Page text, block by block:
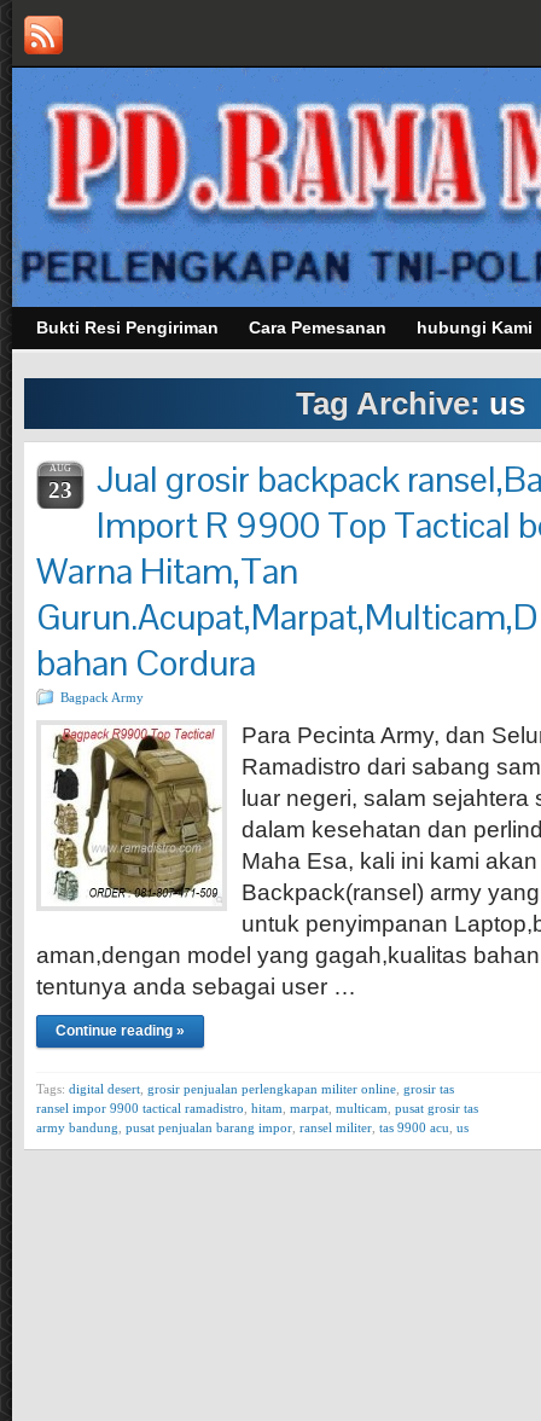
Bukti Resi Pengiriman Cara Pemesanan hubungi Kami
Tag Archive: us
AUG
23
Jual grosir backpack
Import R 9900 Top Tactical
Warna Hitam,Tan
bahan Cordura
Bagpack Army
Para Pecinta Army, dan
Ramadistro dari sabang
luar negeri, salam
dalam kesehatan dan
Maha Esa, kali ini kami
Backpack(ransel) army
untuk penyimpanan
aman,dengan model yang gagah,kualitas
tentunya anda sebagai user …
Continue reading »
Tags: digital desert grosir penjualan perlengkapan militer online grosir tas
ransel impor 9900 tactical ramadistro hitam marpat multicam pusat grosir tas
army bandung pusat penjualan barang impor ransel militer tas 9900 acu us